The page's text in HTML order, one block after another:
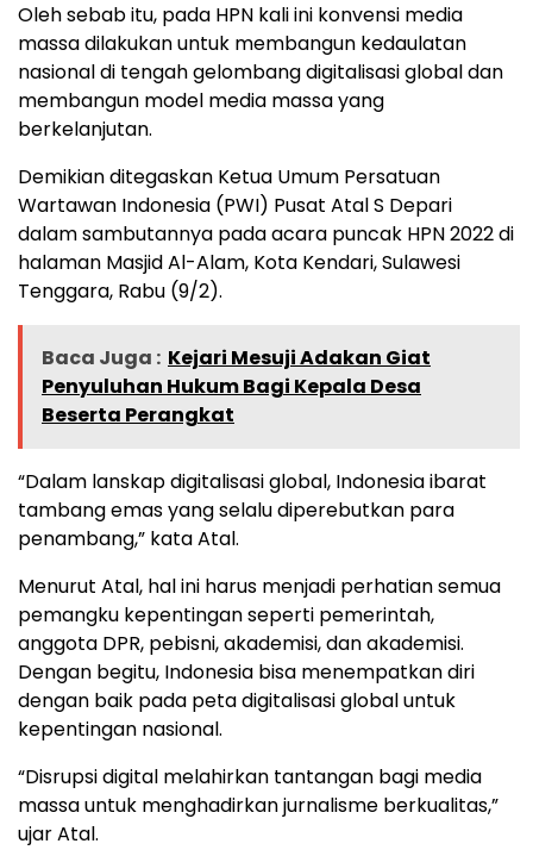
Oleh sebab itu, pada HPN kali ini konvensi media
massa dilakukan untuk membangun kedaulatan
nasional di tengah gelombang digitalisasi global dan
membangun model media massa yang
berkelanjutan.
Demikian ditegaskan Ketua Umum Persatuan
Wartawan Indonesia (PWI) Pusat Atal S Depari
dalam sambutannya pada acara puncak HPN 2022 di
halaman Masjid Al-Alam, Kota Kendari, Sulawesi
Tenggara, Rabu (9/2).
Baca Juga : Kejari Mesuji Adakan Giat
Penyuluhan Hukum Bagi Kepala Desa
Beserta Perangkat
“Dalam lanskap digitalisasi global, Indonesia ibarat
tambang emas yang selalu diperebutkan para
penambang,” kata Atal.
Menurut Atal, hal ini harus menjadi perhatian semua
pemangku kepentingan seperti pemerintah,
anggota DPR, pebisni, akademisi, dan akademisi.
Dengan begitu, Indonesia bisa menempatkan diri
dengan baik pada peta digitalisasi global untuk
kepentingan nasional.
“Disrupsi digital melahirkan tantangan bagi media
massa untuk menghadirkan jurnalisme berkualitas,”
ujar Atal.